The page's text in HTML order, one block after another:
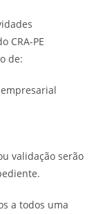
CRA-PE
de:
validação serão
a todos uma